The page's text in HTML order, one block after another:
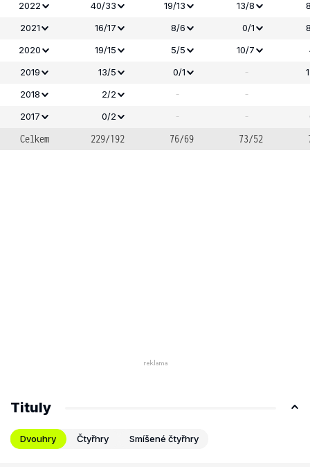
2022 40/33 19/13 13/8
2021
16/17 8/6 0/1
2020
19/15 5/5 10/7
2019
13/5 0/1 -
2018
2/2 - -
2017
0/2 - -
Celkem 229/192 76/69 73/52
Tituly
Dvouhry Čtyřhry Smíšené čtyřhry